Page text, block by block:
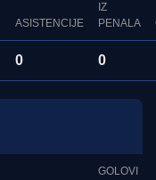
ASISTENCIJE
IZ
PENALA
0 0
GOLOVI